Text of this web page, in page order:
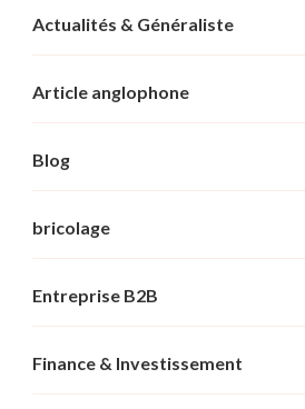
Actualités & Généraliste
Article anglophone
Blog
bricolage
Entreprise B2B
Finance & Investissement